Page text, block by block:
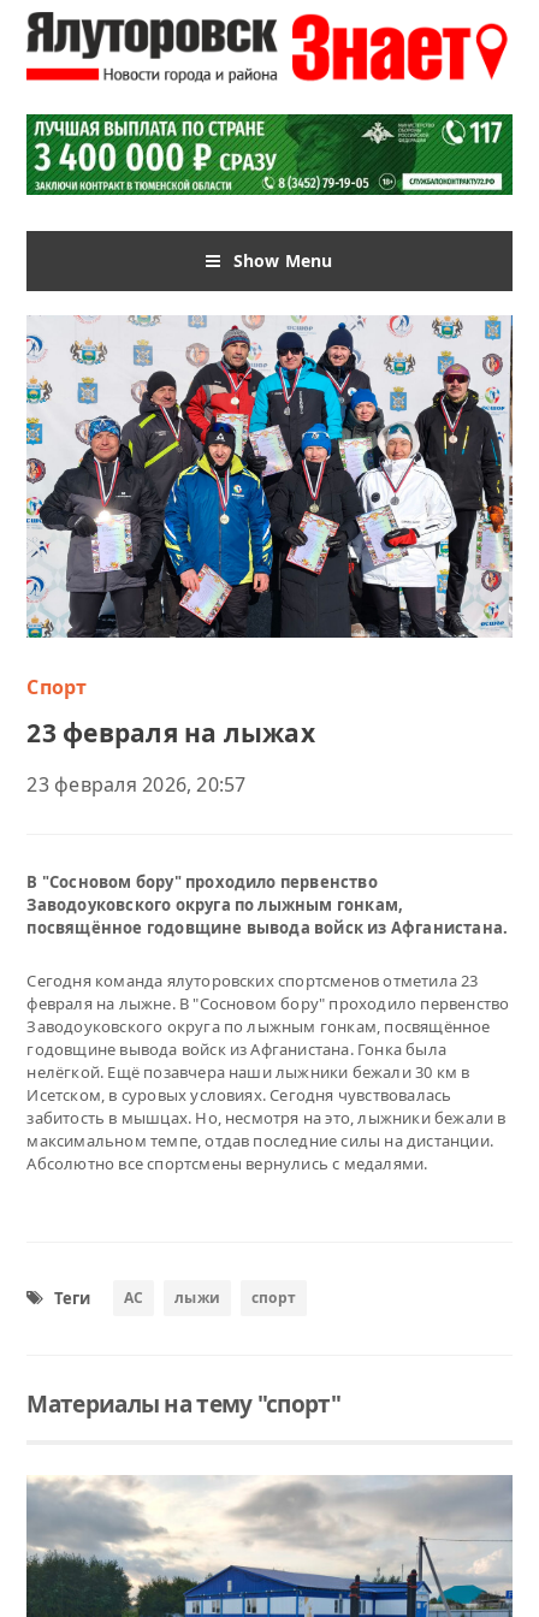
Show Menu
Спорт
23 февраля на лыжах
23 февраля 2026, 20:57
В "Сосновом бору" проходило первенство
Заводоуковского округа по лыжным гонкам,
посвящённое годовщине вывода войск из Афганистана.
Сегодня команда ялуторовских спортсменов отметила 23
февраля на лыжне. В "Сосновом бору" проходило первенство
Заводоуковского округа по лыжным гонкам, посвящённое
годовщине вывода войск из Афганистана. Гонка была
нелёгкой. Ещё позавчера наши лыжники бежали 30 км в
Исетском, в суровых условиях. Сегодня чувствовалась
забитость в мышцах. Но, несмотря на это, лыжники бежали в
максимальном темпе, отдав последние силы на дистанции.
Абсолютно все спортсмены вернулись с медалями.
Теги АС лыжи спорт
Материалы на тему "спорт"